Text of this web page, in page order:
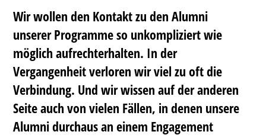
Wir wollen den Kontakt zu den Alumni
unserer Programme so unkompliziert wie
möglich aufrechterhalten. In der
Vergangenheit verloren wir viel zu oft die
Verbindung. Und wir wissen auf der anderen
Seite auch von vielen Fällen, in denen unsere
Alumni durchaus an einem Engagement